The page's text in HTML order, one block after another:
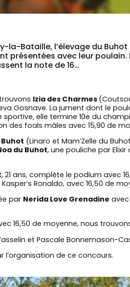
la-Bataille, l’élevage du
présentées avec leur
la note de 16…
Izia des Charmes
Gosnave. La jument dont le
elle termine 10e du
des foals mâles avec 15,90 de
(Linaro et Mam’Zelle du
du Buhot, une pouliche par
, 21 ans, complète le podium avec
Ronaldo, avec 16,50 de
par Nerida Love Grenadine avec
16,50 de moyenne, nous
et Pascale Bonnemason-
l’organisation de ce concours.